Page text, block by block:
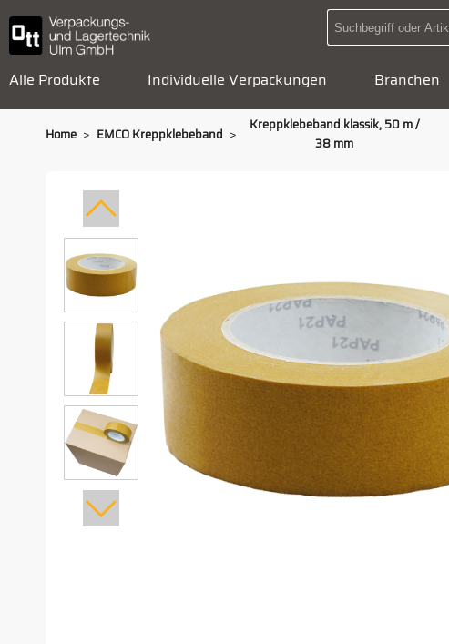
Alle Produkte Individuelle Verpackungen Branchen
Home > EMCO Kreppklebeband >
Kreppklebeband klassik, 50 m /
38 mm